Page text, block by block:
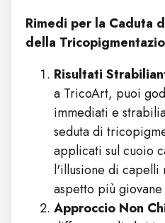
Rimedi per la Caduta
della
Risultati
a TricoArt, puoi
immediati e
seduta di
applicati sul cuoio
l'illusione di capelli
aspetto più
Approccio Non